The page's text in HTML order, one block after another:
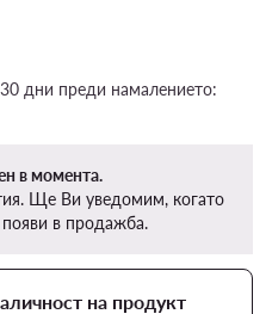
дни преди намалението:
в момента.
Ще Ви уведомим, когато
в продажба.
на продукт